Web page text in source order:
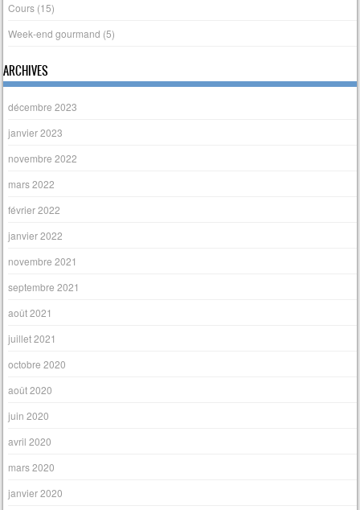
Cours (15)
Week-end gourmand (5)
ARCHIVES
décembre 2023
janvier 2023
novembre 2022
mars 2022
février 2022
janvier 2022
novembre 2021
septembre 2021
août 2021
juillet 2021
octobre 2020
août 2020
juin 2020
avril 2020
mars 2020
janvier 2020